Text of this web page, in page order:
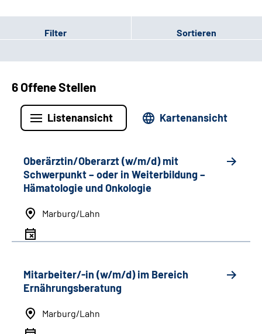
Filter Sortieren
6 Offene Stellen
Listenansicht Kartenansicht
Oberärztin/Oberarzt (w/m/d) mit
Schwerpunkt– oder in Weiterbildung–
Hämatologie und Onkologie
Marburg/Lahn
Mitarbeiter/-in (w/m/d) im Bereich
Ernährungsberatung
Marburg/Lahn